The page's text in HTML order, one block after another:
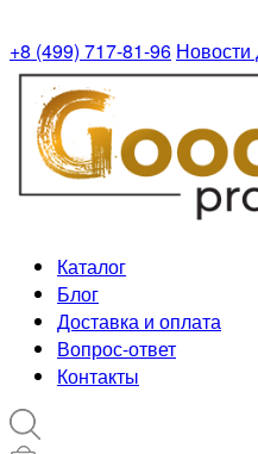
+8 (499) 717-81-96 Новости
Каталог
Блог
Доставка и оплата
Вопрос-ответ
Контакты